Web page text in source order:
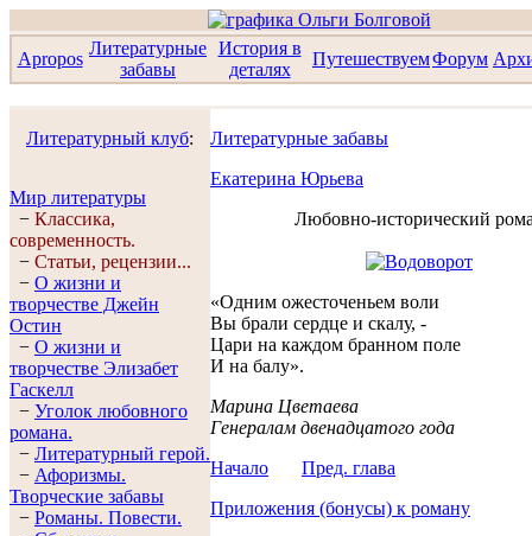
Apropos
Литературные
забавы
История в
деталях
ПутешествуемФорум
Литературный клуб:
Мир литературы
− Классика,
современность.
− Статьи, рецензии...
− О жизни и
творчестве Джейн
Остин
− О жизни и
творчестве Элизабет
Гaскелл
− Уголок любовного
романа.
− Литературный герой.
− Афоризмы.
Творческие забавы
− Романы. Повести.
Литературные забавы
Екатерина Юрьева
Любовно-исторический
«Одним ожесточеньем воли
Вы брали сердце и скалу, -
Цари на каждом бранном поле
И на балу».
Марина Цветаева
Генералам двенадцатого года
Начало
Пред. глава
Приложения (бонусы) к роману